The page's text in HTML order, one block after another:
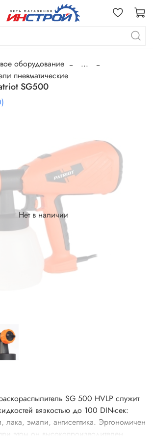
оборудование
...
пневматические
SG500
Нет в наличии
SG 500 HVLP служит
вязкостью до 100 DIN-сек:
лака, эмали, антисептика. Эргономичен
этом он высокопроизводителен.